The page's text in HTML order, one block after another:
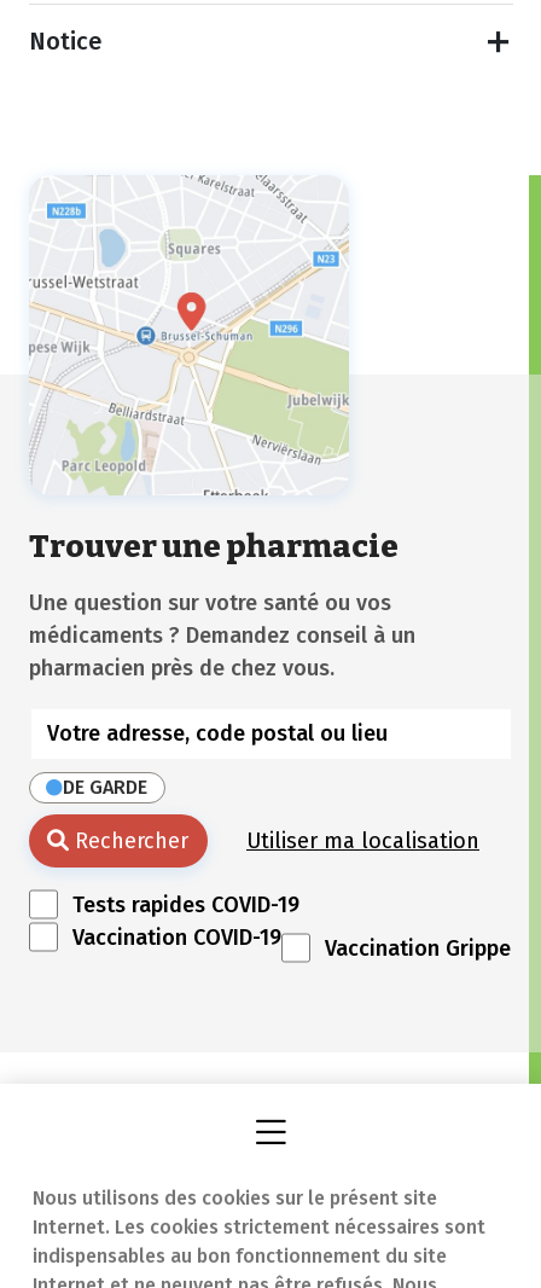
Nous utilisons des cookies sur le présent site
Internet. Les cookies strictement nécessaires sont
indispensables au bon fonctionnement du site
Notice
Trouver une pharmacie
Une question sur votre santé ou vos
médicaments ? Demandez conseil à un
pharmacien près de chez vous.
DE GARDE
Rechercher Utiliser ma localisation
Tests rapides COVID-19
Vaccination COVID-19
Vaccination Grippe
Trouver une
En cas d'urgence